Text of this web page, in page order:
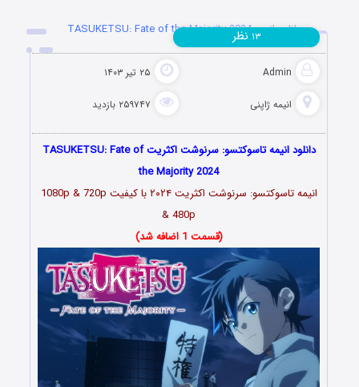
دانلود انیمه TASUKETSU: Fate of the Majority 2024
Admin ۲۵ تیر ۱۴۰۳
انیمه ژاپنی ۲۵۹۷۴۷ بازدید
۱۳ نظر
دانلود انیمه تاسوکتسو: سرنوشت اکثریت TASUKETSU: Fate of
the Majority 2024
انیمه تاسوکتسو: سرنوشت اکثریت ۲۰۲۴
با کیفیت 1080p & 720p
& 480p
(قسمت 1 اضافه شد)